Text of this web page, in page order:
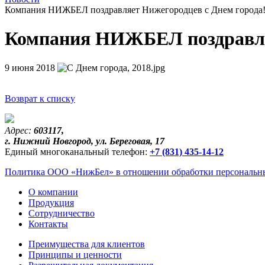
Компания НИЖБЕЛ поздравляет Нижегородцев с Днем города!
Компания НИЖБЕЛ
9 июня 2018
Возврат к списку
Адрес: 603117,
г. Нижний Новгород, ул. Береговая, 17
Единый многоканальный телефон: +7 (831) 435-14-12
Политика ООО «НижБел» в отношении обработки
О компании
Продукция
Сотрудничество
Контакты
Преимущества для клиентов
Принципы и ценности